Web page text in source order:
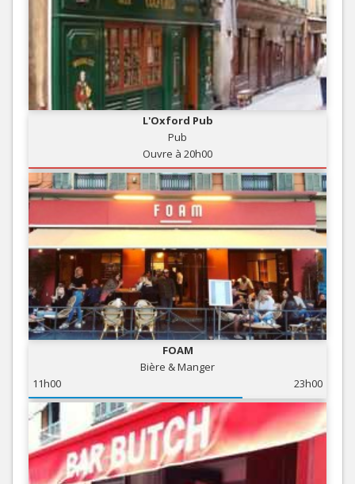
L'Oxford Pub
Pub
Ouvre à 20h00
FOAM
Bière & Manger
11h00
23h00